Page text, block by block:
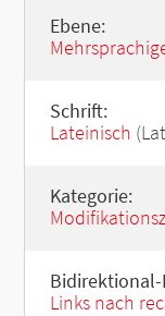
Ebene:
Schrift:
Lateinisch
Kategorie:
Bidirektional-
Links nach